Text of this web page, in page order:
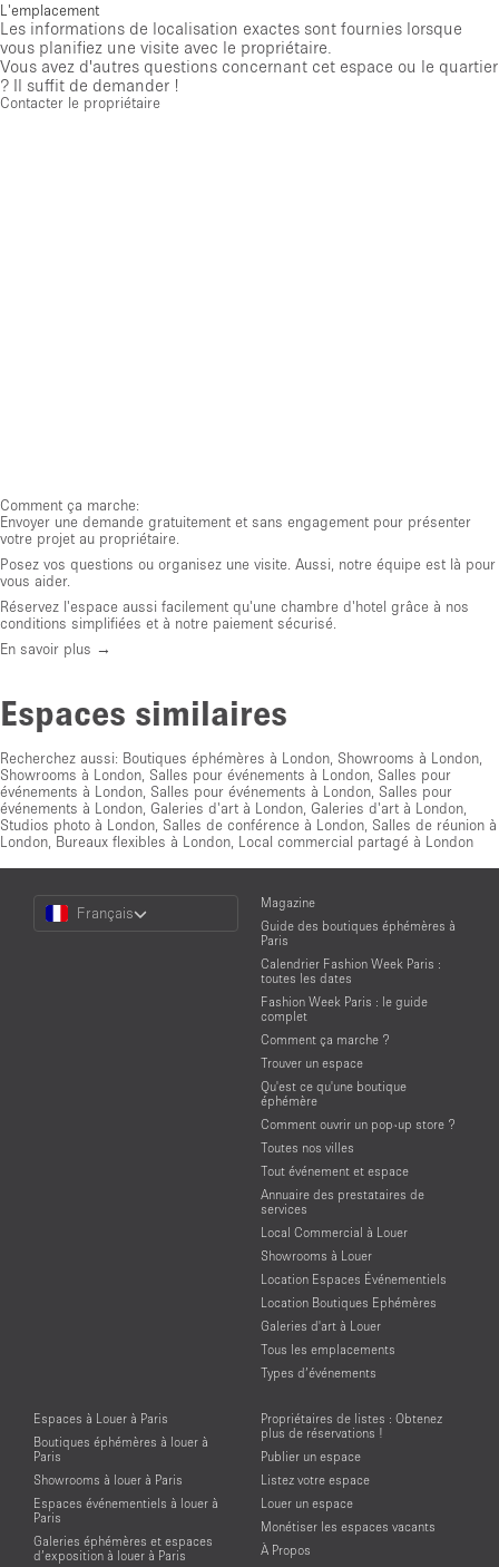
L'emplacement
Les informations de localisation exactes sont fournies lorsque
vous planifiez une visite avec le propriétaire.
Vous avez d'autres questions concernant cet espace ou le quartier
? Il suffit de demander !
Contacter le propriétaire
Comment ça marche:
Envoyer une demande gratuitement et sans engagement pour présenter
votre projet au propriétaire.
Posez vos questions ou organisez une visite. Aussi, notre équipe est là pour
vous aider.
Réservez l'espace aussi facilement qu'une chambre d'hotel grâce à nos
conditions simplifiées et à notre paiement sécurisé.
En savoir plus →
Espaces similaires
Recherchez aussi: Boutiques éphémères à London Showrooms à London
Showrooms à London Salles pour événements à London Salles pour
événements à London Salles pour événements à London Salles pour
événements à London Galeries d'art à London Galeries d'art à London
Studios photo à London Salles de conférence à London Salles de réunion à
London Bureaux flexibles à London Local commercial partagé à London
Choose
Language
Français
Magazine
Guide des boutiques éphémères à
Paris
Calendrier Fashion Week Paris :
toutes les dates
Fashion Week Paris : le guide
complet
Comment ça marche ?
Trouver un espace
Qu'est ce qu'une boutique
éphémère
Comment ouvrir un pop-up store ?
Toutes nos villes
Tout événement et espace
Annuaire des prestataires de
services
Local Commercial à Louer
Showrooms à Louer
Location Espaces Événementiels
Location Boutiques Ephémères
Galeries d'art à Louer
Tous les emplacements
Types d’événements
Espaces à Louer à Paris
Boutiques éphémères à louer à
Paris
Showrooms à louer à Paris
Espaces événementiels à louer à
Paris
Galeries éphémères et espaces
d’exposition à louer à Paris
Propriétaires de listes : Obtenez
plus de réservations !
Publier un espace
Listez votre espace
Louer un espace
Monétiser les espaces vacants
À Propos